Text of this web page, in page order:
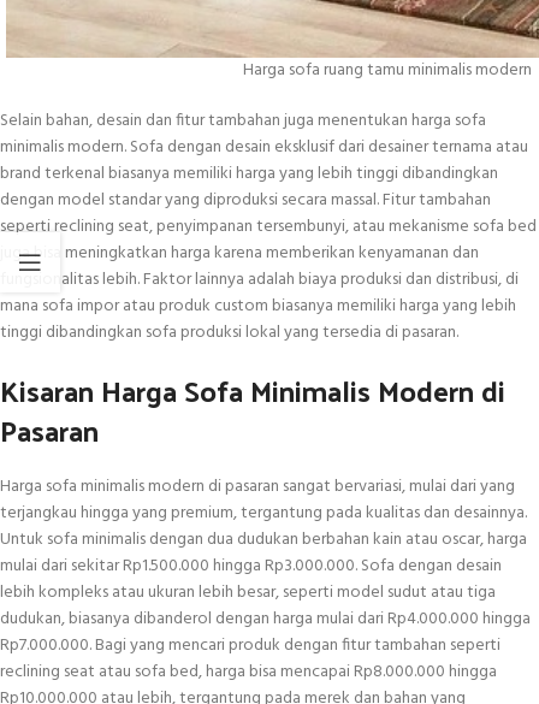
Harga sofa ruang tamu minimalis modern
Selain bahan, desain dan fitur tambahan juga menentukan harga sofa
minimalis modern. Sofa dengan desain eksklusif dari desainer ternama atau
brand terkenal biasanya memiliki harga yang lebih tinggi dibandingkan
dengan model standar yang diproduksi secara massal. Fitur tambahan
seperti reclining seat, penyimpanan tersembunyi, atau mekanisme sofa bed
juga bisa meningkatkan harga karena memberikan kenyamanan dan
fungsionalitas lebih. Faktor lainnya adalah biaya produksi dan distribusi, di
mana sofa impor atau produk custom biasanya memiliki harga yang lebih
tinggi dibandingkan sofa produksi lokal yang tersedia di pasaran.
Kisaran Harga Sofa Minimalis Modern di
Pasaran
Harga sofa minimalis modern di pasaran sangat bervariasi, mulai dari yang
terjangkau hingga yang premium, tergantung pada kualitas dan desainnya.
Untuk sofa minimalis dengan dua dudukan berbahan kain atau oscar, harga
mulai dari sekitar Rp1.500.000 hingga Rp3.000.000. Sofa dengan desain
lebih kompleks atau ukuran lebih besar, seperti model sudut atau tiga
dudukan, biasanya dibanderol dengan harga mulai dari Rp4.000.000 hingga
Rp7.000.000. Bagi yang mencari produk dengan fitur tambahan seperti
reclining seat atau sofa bed, harga bisa mencapai Rp8.000.000 hingga